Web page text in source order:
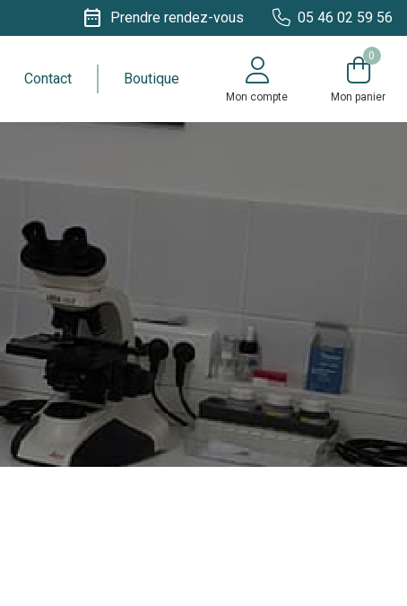
date_range Prendre rendez-vous 05 46 02 59 56
Contact Boutique
Mon compte
0
Mon panier